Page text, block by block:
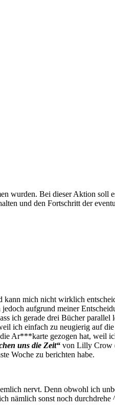
wurden. Bei dieser Aktion soll
und den Fortschritt der
mich nicht wirklich
aufgrund meiner
ich gerade drei Bücher parallel
ich einfach zu neugierig auf
Ar***karte gezogen hat, weil
uns die Zeit“ von Lilly Crow
Woche zu berichten habe.
nervt. Denn obwohl ich
nämlich sonst noch durchdrehe